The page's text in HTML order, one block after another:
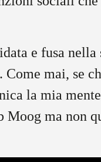
e fusa nella
Come mai, se
la mia
Moog ma non